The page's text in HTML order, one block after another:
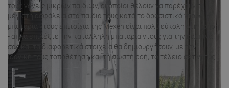
τους γονείς μικρών παιδιών, οι οποίοι θέλουν να παρέχουν τη
μέγιστη ασφάλεια στα παιδιά τους κατά το δροσιστικό ντους. Η
μπαταρία ντους επιτοίχια της Mexen είναι πολύ εύκολη στη χρήση
- απλά επιλέξτε την κατάλληλη μπαταρία ντους για την καμπίνα
σας και τα διαφορετικά στοιχεία θα δημιουργήσουν, με την
ιδανική τους τοποθέτηση και τη σωστή ροή, το τέλειο σετ ντους!